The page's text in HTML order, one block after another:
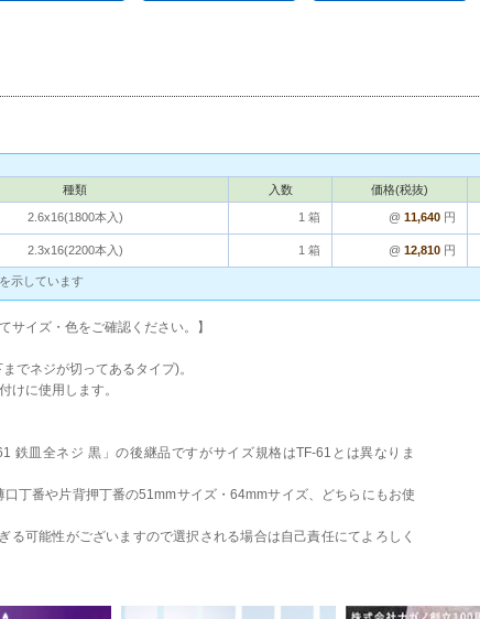
種類 入数 価格(税抜)
2.6x16(1800本入) 1 箱 @ 11,640 円
2.3x16(2200本入) 1 箱 @ 12,810 円
示しています
サイズ・色をご確認ください。】
でネジが切ってあるタイプ)。
けに使用します。
鉄皿全ネジ 黒」の後継品ですがサイズ規格はTF-61とは異なりま
丁番や片背押丁番の51mmサイズ・64mmサイズ、どちらにもお使
可能性がございますので選択される場合は自己責任にてよろしく